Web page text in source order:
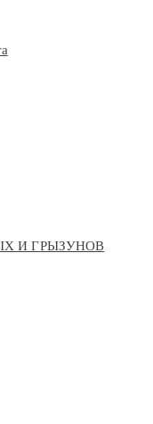
И ГРЫЗУНОВ